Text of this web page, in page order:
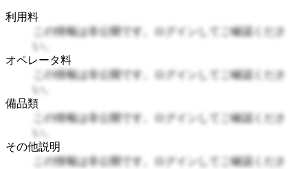
利用料
この情報は非公開です。ログインしてご確認くださ
い。
オペレータ料
この情報は非公開です。ログインしてご確認くださ
い。
備品類
この情報は非公開です。ログインしてご確認くださ
い。
その他説明
この情報は非公開です。ログインしてご確認くださ